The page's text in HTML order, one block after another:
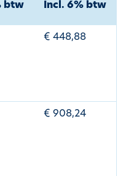
btw Incl. 6% btw
€ 448,88
€ 908,24